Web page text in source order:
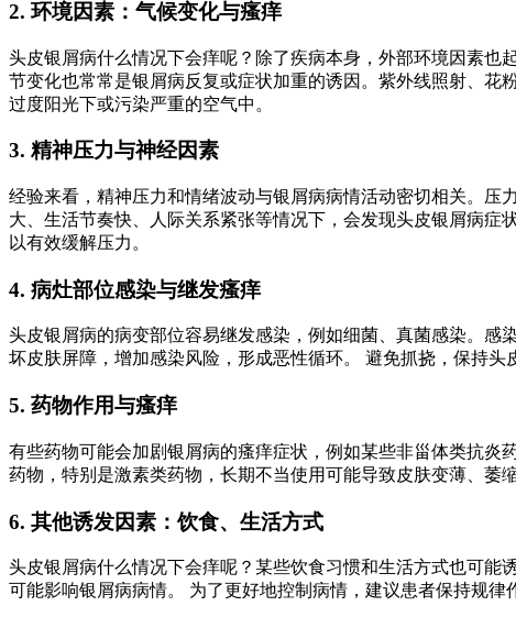
2. 环境因素：气候变化与瘙痒
头皮银屑病什么情况下会痒呢？除了疾病本身，外部环境因素
节变化也常常是银屑病反复或症状加重的诱因。紫外线照射、
过度阳光下或污染严重的空气中。
3. 精神压力与神经因素
经验来看，精神压力和情绪波动与银屑病病情活动密切相关。压
大、生活节奏快、人际关系紧张等情况下，会发现头皮银屑病
以有效缓解压力。
4. 病灶部位感染与继发瘙痒
头皮银屑病的病变部位容易继发感染，例如细菌、真菌感染。
坏皮肤屏障，增加感染风险，形成恶性循环。 避免抓挠，保持
5. 药物作用与瘙痒
有些药物可能会加剧银屑病的瘙痒症状，例如某些非甾体类抗炎
药物，特别是激素类药物，长期不当使用可能导致皮肤变薄、萎
6. 其他诱发因素：饮食、生活方式
头皮银屑病什么情况下会痒呢？某些饮食习惯和生活方式也可
可能影响银屑病病情。 为了更好地控制病情，建议患者保持规律